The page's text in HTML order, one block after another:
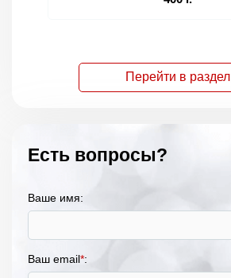
Перейти в раздел
Есть вопросы?
Ваше имя:
Ваш email*: